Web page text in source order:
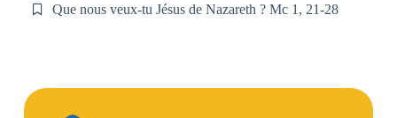
Que nous veux-tu Jésus de Nazareth ? Mc 1, 21-28